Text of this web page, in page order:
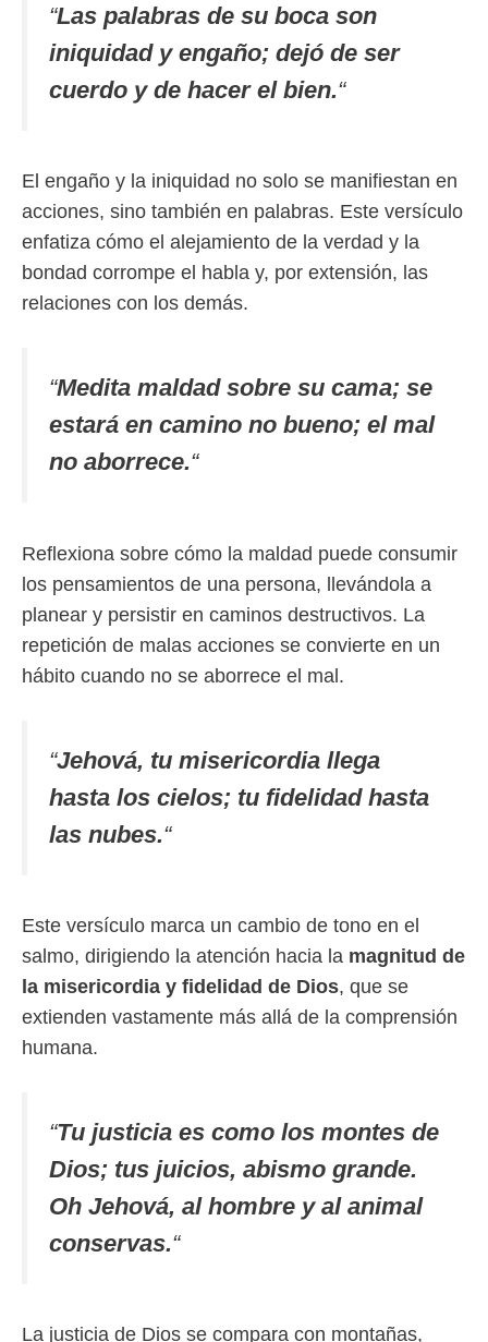
“Las palabras de su boca son
iniquidad y engaño; dejó de ser
cuerdo y de hacer el bien.“
El engaño y la iniquidad no solo se manifiestan en
acciones, sino también en palabras. Este versículo
enfatiza cómo el alejamiento de la verdad y la
bondad corrompe el habla y, por extensión, las
relaciones con los demás.
“Medita maldad sobre su cama; se
estará en camino no bueno; el mal
no aborrece.“
Reflexiona sobre cómo la maldad puede consumir
los pensamientos de una persona, llevándola a
planear y persistir en caminos destructivos. La
repetición de malas acciones se convierte en un
hábito cuando no se aborrece el mal.
“Jehová, tu misericordia llega
hasta los cielos; tu fidelidad hasta
las nubes.“
Este versículo marca un cambio de tono en el
salmo, dirigiendo la atención hacia la magnitud de
la misericordia y fidelidad de Dios, que se
extienden vastamente más allá de la comprensión
humana.
“Tu justicia es como los montes de
Dios; tus juicios, abismo grande.
Oh Jehová, al hombre y al animal
conservas.“
La justicia de Dios se compara con montañas,